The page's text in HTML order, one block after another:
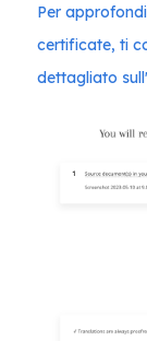
Per
certificate, ti
dettagliato